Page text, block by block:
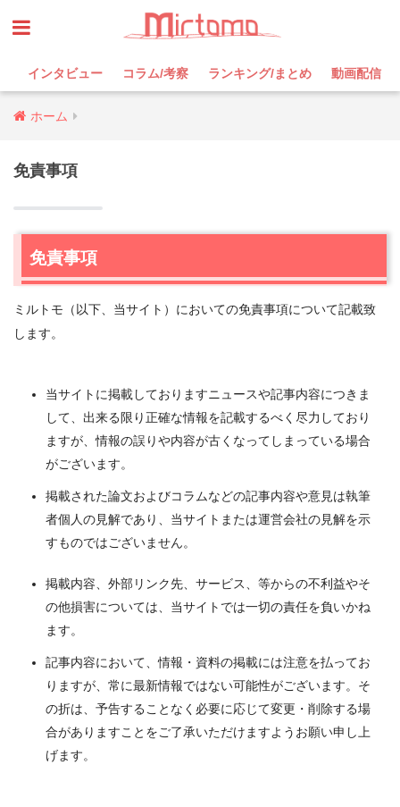
インタビュー コラム/考察 ランキング/まとめ 動画配信
ホーム
免責事項
免責事項
ミルトモ（以下、当サイト）においての免責事項について記載致
します。
当サイトに掲載しておりますニュースや記事内容につきま
して、出来る限り正確な情報を記載するべく尽力しており
ますが、情報の誤りや内容が古くなってしまっている場合
がございます。
掲載された論文およびコラムなどの記事内容や意見は執筆
者個人の見解であり、当サイトまたは運営会社の見解を示
すものではございません。
掲載内容、外部リンク先、サービス、等からの不利益やそ
の他損害については、当サイトでは一切の責任を負いかね
ます。
記事内容において、情報・資料の掲載には注意を払ってお
りますが、常に最新情報ではない可能性がございます。そ
の折は、予告することなく必要に応じて変更・削除する場
合がありますことをご了承いただけますようお願い申し上
げます。